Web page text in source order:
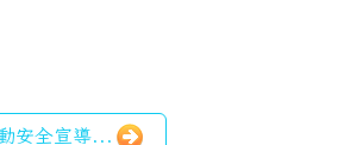
安全宣導...